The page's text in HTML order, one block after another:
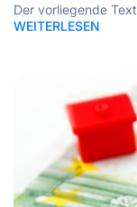
Der vorliegende
WEITERLESEN